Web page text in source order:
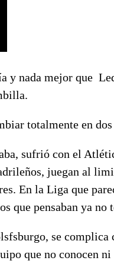
y nada mejor que
totalmente en dos
sufrió con el
juegan al
En la Liga que
que pensaban ya no
se complica
que no conocen ni